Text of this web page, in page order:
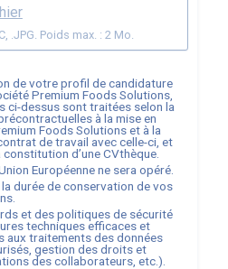
.DOC, .JPG. Poids max. : 2 Mo.
de votre profil de candidature
Premium Foods Solutions,
ci-dessus sont traitées selon la
à la mise en
Foods Solutionset à la
de travail avec celle-ci, et
d’une CVthèque.
Européenne ne sera opéré.
durée de conservation de vos
et des politiques de sécurité
techniques efficaces et
aux traitements des données
gestion des droits et
des collaborateurs, etc.).